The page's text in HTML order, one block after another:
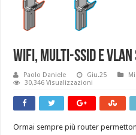
Wifi, multi-ssid e
Paolo Daniele Giu.25
30,346 Visualizzazioni
Ormai sempre più router